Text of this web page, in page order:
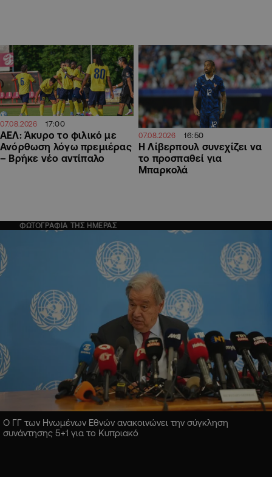
07.08.2026 17:00
ΑΕΛ: Άκυρο το φιλικό με
Ανόρθωση λόγω πρεμιέρας
– Βρήκε νέο αντίπαλο
07.08.2026 16:50
Η Λίβερπουλ συνεχίζει να
το προσπαθεί για
Μπαρκολά
ΦΩΤΟΓΡΑΦΙΑ ΤΗΣ ΗΜΕΡΑΣ
Ο ΓΓ των Ηνωμένων Εθνών ανακοινώνει την σύγκληση
συνάντησης 5+1 για το Κυπριακό